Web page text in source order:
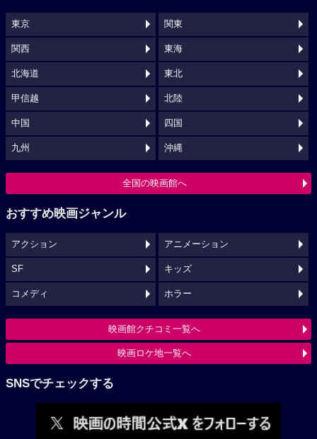
東京 関東
関西 東海
北海道 東北
甲信越 北陸
中国 四国
九州 沖縄
全国の映画館へ
おすすめ映画ジャンル
アクション アニメーション
SF キッズ
コメディ ホラー
映画館クチコミ一覧へ
映画ロケ地一覧へ
SNSでチェックする